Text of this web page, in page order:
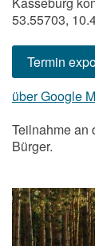
53.55703,
Termin
über Google
Teilnahme an
Bürger.